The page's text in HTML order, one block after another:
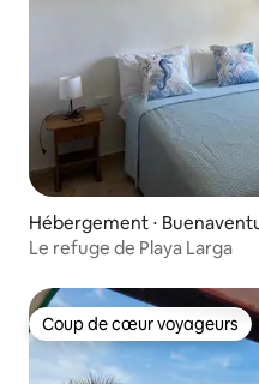
Hébergement ⋅
Le refuge de Playa Larga
Coup de cœur voyageurs
Coup de cœur voyageurs